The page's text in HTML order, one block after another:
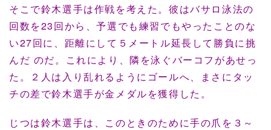
そこで鈴木選手は作戦を考えた。彼はバサロ泳法の
回数を23回から、予選でも練習でもやったことのな
い27回に、距離にして５メートル延長して勝負に挑
んだ のだ。これにより、隣を泳ぐバーコフがあせっ
た。２人は入り乱れるようにゴールへ、まさにタッ
チの差で鈴木選手が金メダルを獲得した。
じつは鈴木選手は、このときのために手の爪を３～